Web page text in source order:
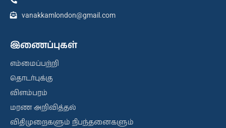
vanakkamlondon@gmail.com
இணைப்புகள்
எம்மைப்பற்றி
தொடர்புக்கு
விளம்பரம்
மரண அறிவித்தல்
விதிமுறைகளும் நிபந்தனைகளும்